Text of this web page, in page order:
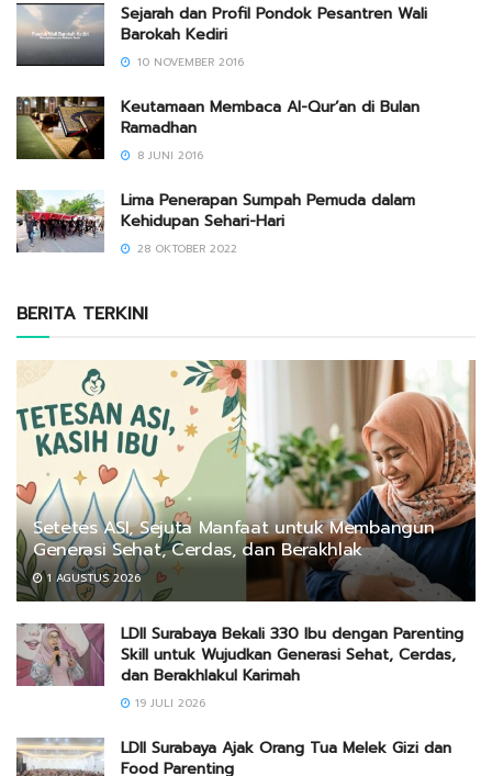
Sejarah dan Profil Pondok Pesantren Wali
Barokah Kediri
10 NOVEMBER 2016
Keutamaan Membaca Al-Qur’an di Bulan
Ramadhan
8 JUNI 2016
Lima Penerapan Sumpah Pemuda dalam
Kehidupan Sehari-Hari
28 OKTOBER 2022
BERITA TERKINI
Setetes ASI, Sejuta Manfaat untuk Membangun
Generasi Sehat, Cerdas, dan Berakhlak
1 AGUSTUS 2026
LDII Surabaya Bekali 330 Ibu dengan Parenting
Skill untuk Wujudkan Generasi Sehat, Cerdas,
dan Berakhlakul Karimah
19 JULI 2026
LDII Surabaya Ajak Orang Tua Melek Gizi dan
Food Parenting